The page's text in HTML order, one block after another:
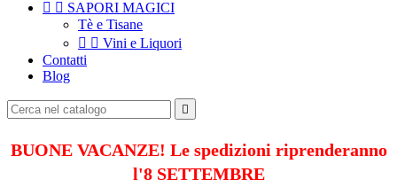
  SAPORI MAGICI
Tè e Tisane
  Vini e Liquori
Contatti
Blog

BUONE VACANZE! Le spedizioni riprenderanno
l'8 SETTEMBRE